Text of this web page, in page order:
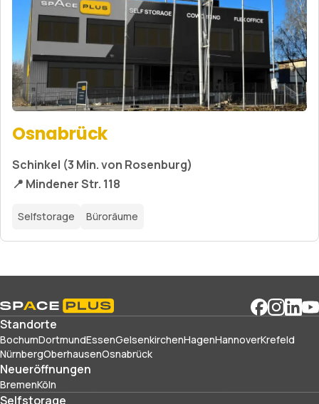
Osnabrück
Schinkel (3 Min. von Rosenburg)
📍 Mindener Str. 118
Selfstorage Büroräume
Standorte
BochumDortmundEssenGelsenkirchenHagenHannoverKrefeld
NürnbergOberhausenOsnabrück
Neueröffnungen
BremenKöln
Selfstorage